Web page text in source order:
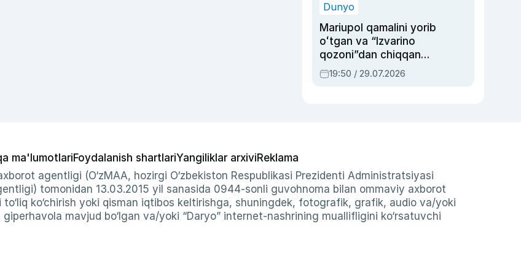
Dunyo
Mariupol qamalini yorib
oʻtgan va “Izvarino
qozoni”dan chiqqan
qahramon — Ukraina
armiyasi bosh
19:50 / 29.07.2026
ma'lumotlariFoydalanish shartlariYangiliklar arxiviReklama
agentligi (O‘zMAA, hozirgi O‘zbekiston Respublikasi Prezidenti Administratsiyasi
tomonidan 13.03.2015 yil sanasida 0944-sonli guvohnoma bilan ommaviy axborot
ko‘chirish yoki qisman iqtibos keltirishga, shuningdek, fotografik, grafik, audio va/yoki
mavjud bo‘lgan va/yoki “Daryo” internet-nashrining muallifligini ko‘rsatuvchi